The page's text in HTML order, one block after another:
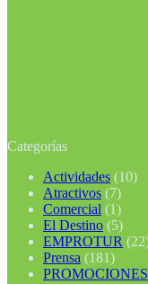
Categorías
Actividades (10)
Atractivos (7)
Comercial (1)
El Destino (5)
EMPROTUR
Prensa (181)
PROMOCIONES